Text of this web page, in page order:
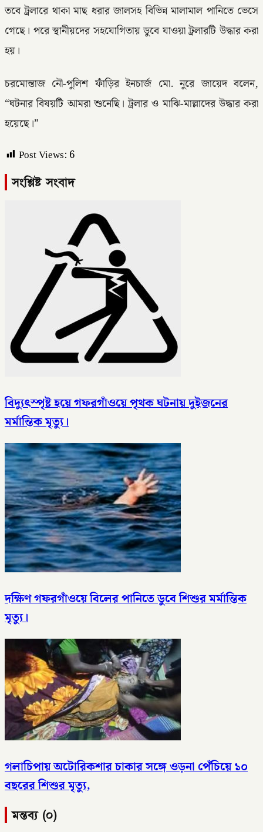
তবে ট্রলারে থাকা মাছ ধরার জালসহ বিভিন্ন মালামাল পানিতে ভেসে
গেছে। পরে স্থানীয়দের সহযোগিতায় ডুবে যাওয়া ট্রলারটি উদ্ধার করা
হয়।
চরমোন্তাজ নৌ-পুলিশ ফাঁড়ির ইনচার্জ মো. নুরে জায়েদ বলেন,
“ঘটনার বিষয়টি আমরা শুনেছি। ট্রলার ও মাঝি-মাল্লাদের উদ্ধার করা
হয়েছে।”
Post Views: 6
সংশ্লিষ্ট সংবাদ
বিদ্যুৎস্পৃষ্ট হয়ে গফরগাঁওয়ে পৃথক ঘটনায় দুইজনের
মর্মান্তিক মৃত্যু।
দক্ষিণ গফরগাঁওয়ে বিলের পানিতে ডুবে শিশুর মর্মান্তিক
মৃত্যু।
গলাচিপায় অটোরিকশার চাকার সঙ্গে ওড়না পেঁচিয়ে ১০
বছরের শিশুর মৃত্যু,
মন্তব্য (০)